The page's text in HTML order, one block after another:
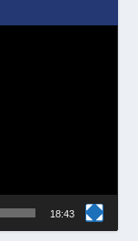
18:43